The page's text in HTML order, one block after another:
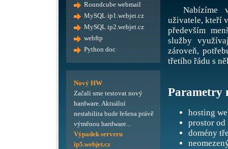
Nabízíme
uživatele, kteří
především
služby
zároveň,
třetího řádu s
Parametry
hosting
prostor od
domény
Roundcube webmail
MySQL ip1.webjet.cz
MySQL ip2.webjet.cz
webftp
Python doc
Nový HW
Začali sme testovat nový
hardware. Aktuální
nestabilita bude řešena právě
výměnou hardware...
Výpadek serveru
ip5.webjet.cz